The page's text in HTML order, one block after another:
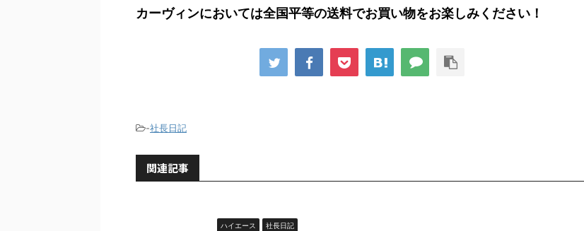
カーヴィンにおいては全国平等の送料でお買い物をお楽しみください！
-社長日記
関連記事
ハイエース 社長日記